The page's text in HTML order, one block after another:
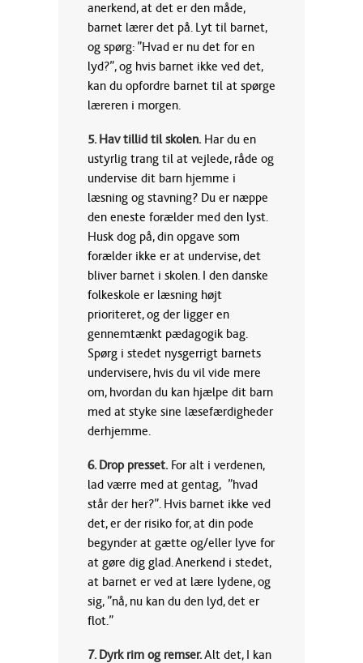
anerkend, at det er den måde,
barnet lærer det på. Lyt til barnet,
og spørg: ”Hvad er nu det for en
lyd?”, og hvis barnet ikke ved det,
kan du opfordre barnet til at spørge
læreren i morgen.
5. Hav tillid til skolen.Har du en
ustyrlig trang til at vejlede, råde og
undervise dit barn hjemme i
læsning og stavning? Du er næppe
den eneste forælder med den lyst.
Husk dog på, din opgave som
forælder ikke er at undervise, det
bliver barnet i skolen. I den danske
folkeskole er læsning højt
prioriteret, og der ligger en
gennemtænkt pædagogik bag.
Spørg i stedet nysgerrigt barnets
undervisere, hvis du vil vide mere
om, hvordan du kan hjælpe dit barn
med at styke sine læsefærdigheder
derhjemme.
6. Drop presset.For alt i verdenen,
lad værre med at gentag, ”hvad
står der her?”. Hvis barnet ikke ved
det, er der risiko for, at din pode
begynder at gætte og/eller lyve for
at gøre dig glad. Anerkend i stedet,
at barnet er ved at lære lydene, og
sig, ”nå, nu kan du den lyd, det er
flot.”
7. Dyrk rim og remser.Alt det, I kan